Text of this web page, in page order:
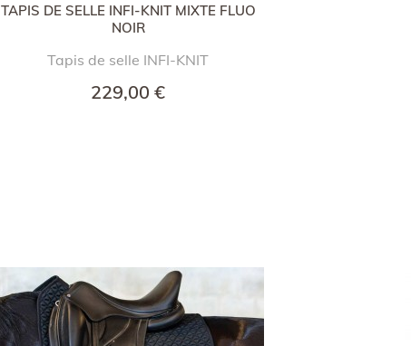
TAPIS DE SELLE INFI-KNIT MIXTE FLUO
NOIR
Tapis de selle INFI-KNIT
229,00 €